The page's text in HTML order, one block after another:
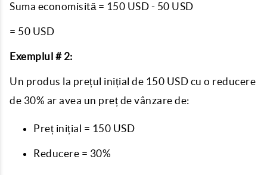
Suma economisită = 150 USD - 50 USD
= 50 USD
Exemplul # 2:
Un produs la prețul inițial de 150 USD cu o reducere
de 30% ar avea un preț de vânzare de:
Preț inițial = 150 USD
Reducere = 30%